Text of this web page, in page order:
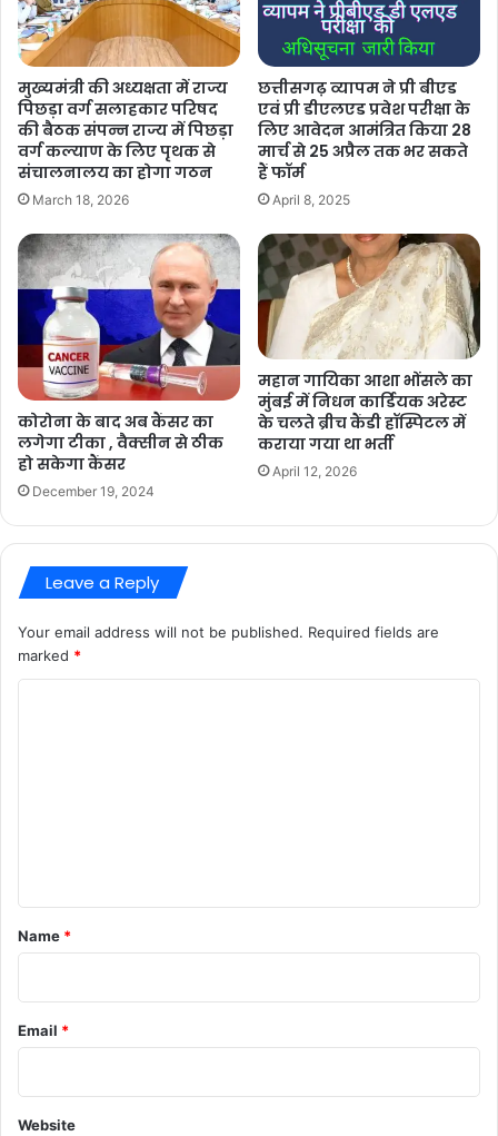
मुख्यमंत्री की अध्यक्षता में राज्य
पिछड़ा वर्ग सलाहकार परिषद
की बैठक संपन्न राज्य में पिछड़ा
वर्ग कल्याण के लिए पृथक से
संचालनालय का होगा गठन
March 18, 2026
छत्तीसगढ़ व्यापम ने प्री बीएड
एवं प्री डीएलएड प्रवेश परीक्षा के
लिए आवेदन आमंत्रित किया 28
मार्च से 25 अप्रैल तक भर सकते
हैं फॉर्म
April 8, 2025
कोरोना के बाद अब कैंसर का
लगेगा टीका , वैक्सीन से ठीक
हो सकेगा कैंसर
December 19, 2024
महान गायिका आशा भोंसले का
मुंबई में निधन कार्डियक अरेस्ट
के चलते ब्रीच कैंडी हॉस्पिटल में
कराया गया था भर्ती
April 12, 2026
Leave a Reply
Your email address will not be published. Required fields are
marked *
*
Name *
Email *
Website